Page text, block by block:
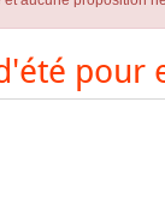
pour